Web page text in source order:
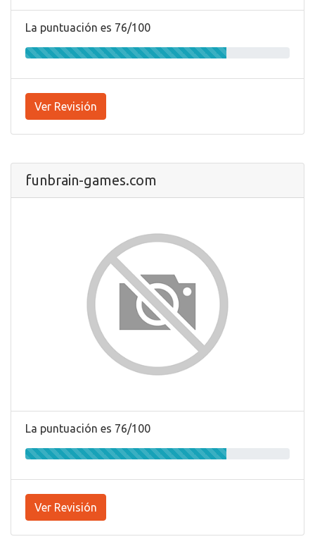
La puntuación es 76/100
Ver Revisión
funbrain-games.com
La puntuación es 76/100
Ver Revisión